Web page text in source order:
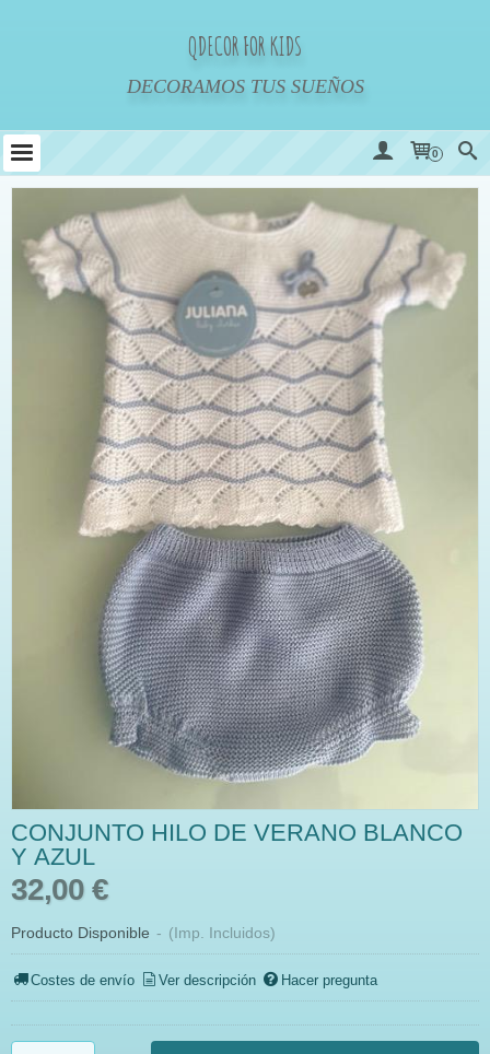
QDECOR FOR KIDS
DECORAMOS TUS SUEÑOS
0
CONJUNTO HILO DE VERANO BLANCO
Y AZUL
32,00 €
Producto Disponible - (Imp. Incluidos)
Costes de envío Ver descripción Hacer pregunta